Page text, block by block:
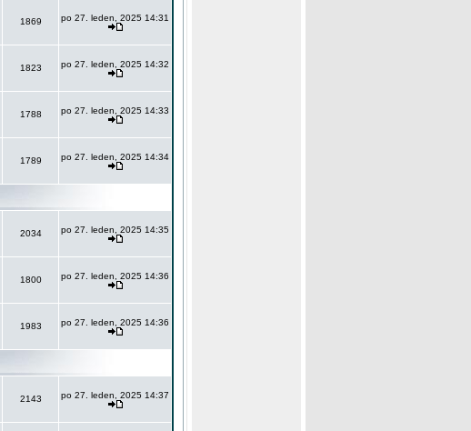
1869 po 27. leden, 2025 14:31
1823 po 27. leden, 2025 14:32
1788 po 27. leden, 2025 14:33
1789 po 27. leden, 2025 14:34
2034 po 27. leden, 2025 14:35
1800 po 27. leden, 2025 14:36
1983 po 27. leden, 2025 14:36
2143 po 27. leden, 2025 14:37